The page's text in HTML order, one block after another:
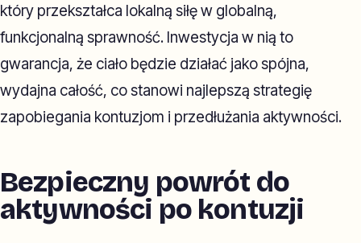
który przekształca lokalną siłę w globalną,
funkcjonalną sprawność. Inwestycja w nią to
gwarancja, że ciało będzie działać jako spójna,
wydajna całość, co stanowi najlepszą strategię
zapobiegania kontuzjom i przedłużania aktywności.
Bezpieczny powrót do
aktywności po kontuzji